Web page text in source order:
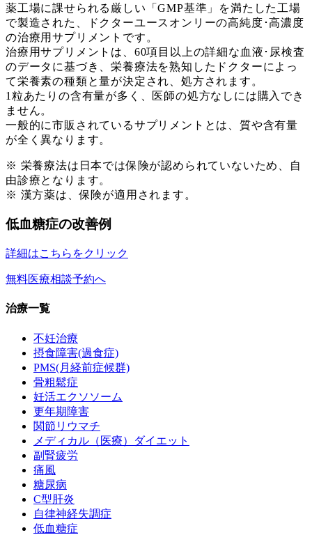
薬工場に課せられる厳しい「GMP基準」を満たした工場
で製造された、ドクターユースオンリーの高純度･高濃度
の治療用サプリメントです。
治療用サプリメントは、60項目以上の詳細な血液･尿検査
のデータに基づき、栄養療法を熟知したドクターによっ
て栄養素の種類と量が決定され、処方されます。
1粒あたりの含有量が多く、医師の処方なしには購入でき
ません。
一般的に市販されているサプリメントとは、質や含有量
が全く異なります。
※ 栄養療法は日本では保険が認められていないため、自
由診療となります。
※ 漢方薬は、保険が適用されます。
低血糖症の改善例
詳細はこちらをクリック
無料医療相談予約へ
治療一覧
不妊治療
摂食障害(過食症)
PMS(月経前症候群)
骨粗鬆症
妊活エクソソーム
更年期障害
関節リウマチ
メディカル（医療）ダイエット
副腎疲労
痛風
糖尿病
C型肝炎
自律神経失調症
低血糖症